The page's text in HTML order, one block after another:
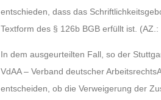
entschieden, dass das
Textform des § 126b BGB erfüllt ist. (AZ.:
In dem ausgeurteilten Fall, so der
VdAA – Verband deutscher
entscheiden, ob die Verweigerung der